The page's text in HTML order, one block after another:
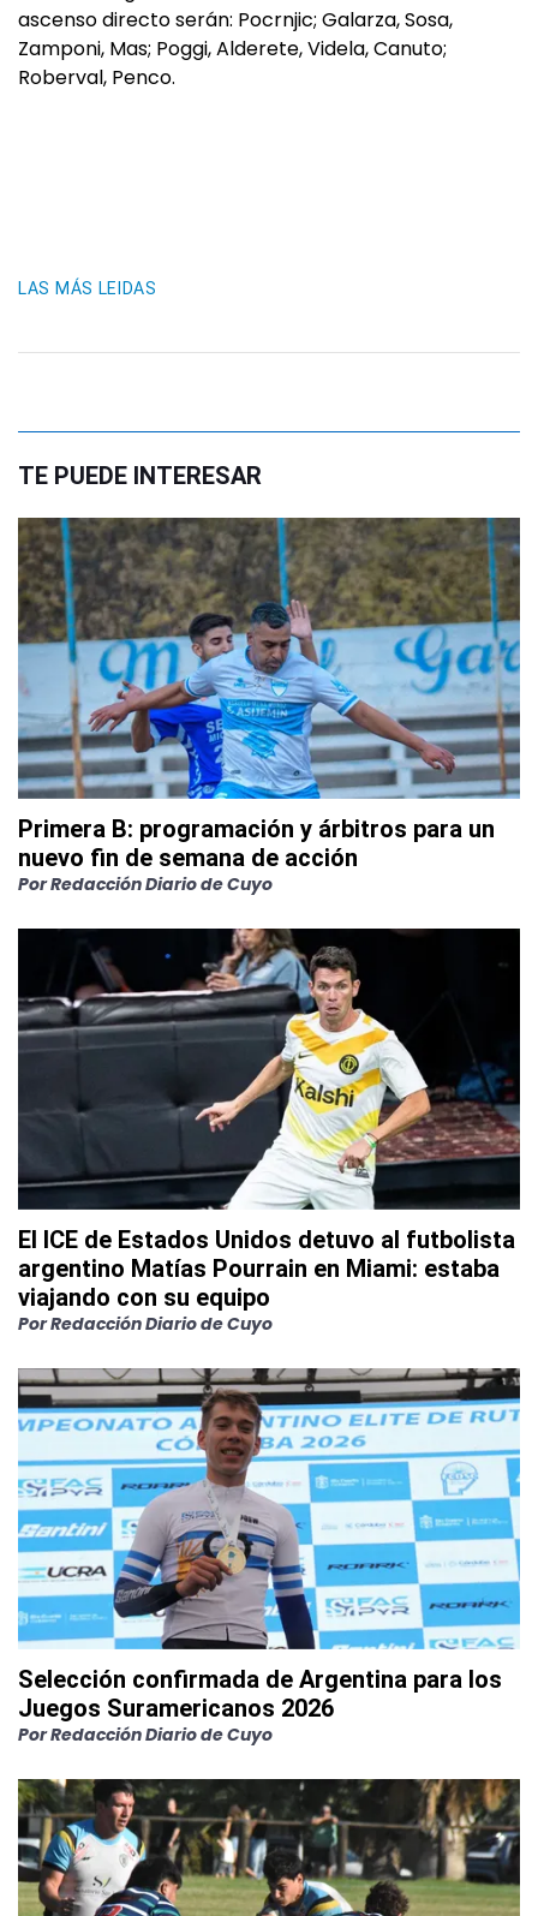
ascenso directo serán: Pocrnjic; Galarza, Sosa,
Zamponi, Mas; Poggi, Alderete, Videla, Canuto;
Roberval, Penco.
LAS MÁS LEIDAS
TE PUEDE INTERESAR
Primera B: programación y árbitros para un
nuevo fin de semana de acción
PorRedacción Diario de Cuyo
El ICE de Estados Unidos detuvo al futbolista
argentino Matías Pourrain en Miami: estaba
viajando con su equipo
PorRedacción Diario de Cuyo
Selección confirmada de Argentina para los
Juegos Suramericanos 2026
PorRedacción Diario de Cuyo